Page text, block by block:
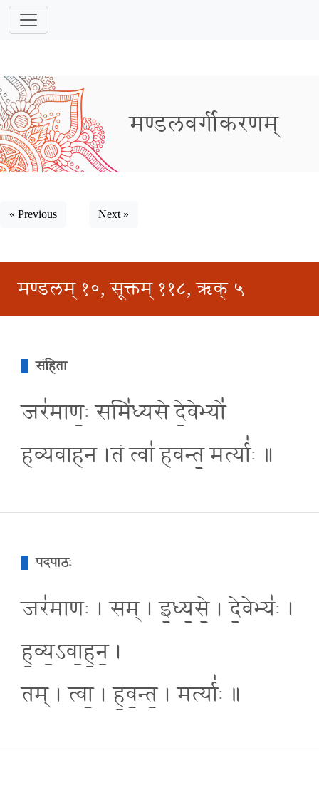
मण्डलवर्गीकरणम्
« Previous Next »
मण्डलम् १०, सूक्तम् ११८, ऋक् ५
संहिता
जर॑माण॒ः समि॑ध्यसे दे॒वेभ्यो॑
हव्यवाहन ।तं त्वा॑ हवन्त॒ मर्त्या॑ः ॥
पदपाठः
जर॑माणः । सम् । इ॒ध्य॒से॒ । दे॒वेभ्यः॑ ।
ह॒व्य॒ऽवा॒ह॒न॒ ।
तम् । त्वा॒ । ह॒व॒न्त॒ । मर्त्याः॑ ॥